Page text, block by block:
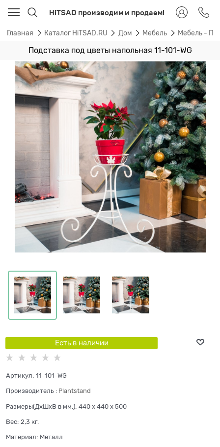
HiTSAD производим и продаем!
Главная Каталог HiTSAD.RU Дом Мебель Мебель -
Подставка под цветы напольная 11-101-WG
Есть в наличии
Артикул: 11-101-WG
Производитель : Plantstand
Размеры(ДхШхВ в мм.): 440 x 440 x 500
Вес: 2,3 кг.
Материал: Металл